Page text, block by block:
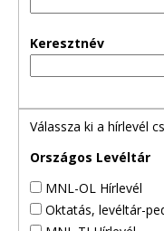
Keresztnév
Válassza ki a hírlevél
Országos Levéltár
MNL-OL Hírlevél
Oktatás, levéltár-